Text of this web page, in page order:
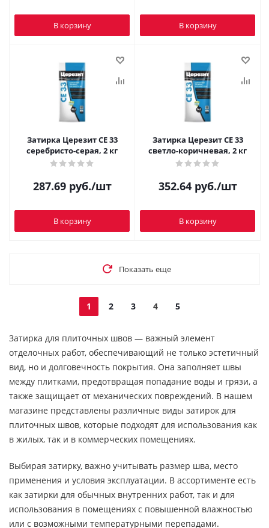
В корзину В корзину
Затирка Церезит CE 33
серебристо-серая, 2 кг
287.69руб./шт
В корзину
Затирка Церезит CE 33
светло-коричневая, 2 кг
352.64руб./шт
В корзину
Показать еще
1 2 3 4 5
Затирка для плиточных швов — важный элемент
отделочных работ, обеспечивающий не только эстетичный
вид, но и долговечность покрытия. Она заполняет швы
между плитками, предотвращая попадание воды и грязи, а
также защищает от механических повреждений. В нашем
магазине представлены различные виды затирок для
плиточных швов, которые подходят для использования как
в жилых, так и в коммерческих помещениях.
Выбирая затирку, важно учитывать размер шва, место
применения и условия эксплуатации. В ассортименте есть
как затирки для обычных внутренних работ, так и для
использования в помещениях с повышенной влажностью
или с возможными температурными перепадами.